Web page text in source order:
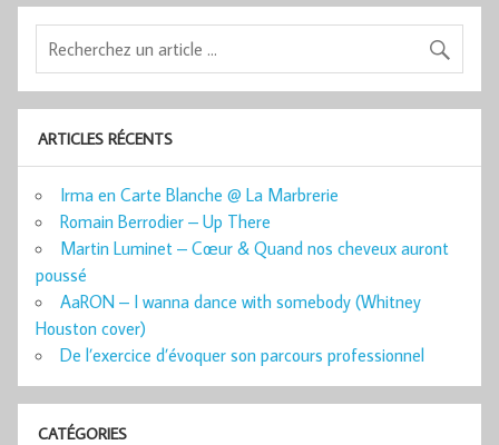
ARTICLES RÉCENTS
Irma en Carte Blanche @ La Marbrerie
Romain Berrodier – Up There
Martin Luminet – Cœur & Quand nos cheveux auront
poussé
AaRON – I wanna dance with somebody (Whitney
Houston cover)
De l’exercice d’évoquer son parcours professionnel
CATÉGORIES